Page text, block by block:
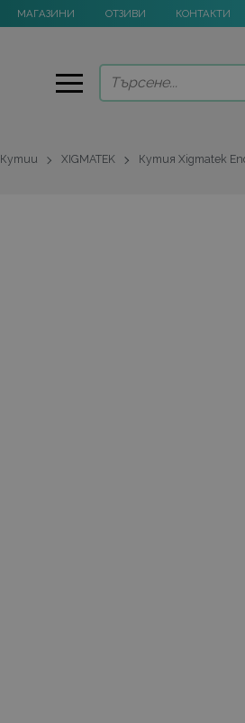
МАГАЗИНИ ОТЗИВИ КОНТАКТИ
Кутии XIGMATEK Кутия Xigmatek